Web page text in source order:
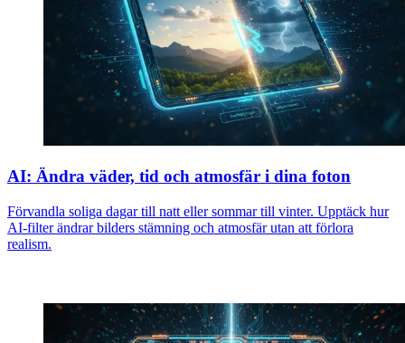
AI: Ändra väder, tid och atmosfär i dina foton
Förvandla soliga dagar till natt eller sommar till vinter. Upptäck hur
AI-filter ändrar bilders stämning och atmosfär utan att förlora
realism.